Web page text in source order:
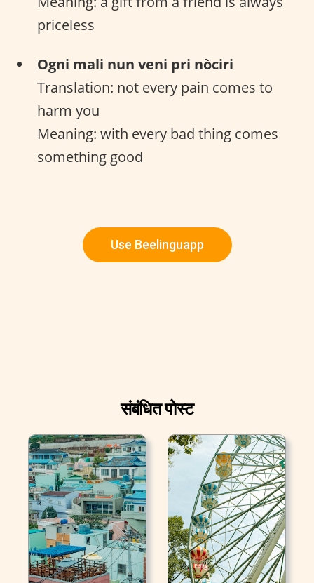
priceless
Ogni mali nun veni pri nòciri
Translation: not every pain comes to
harm you
Meaning: with every bad thing comes
something good
Use Beelinguapp
संबंधित पोस्ट